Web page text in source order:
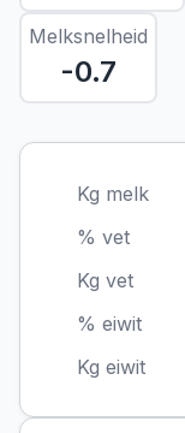
Melksnelheid
-0.7
Kg melk
% vet
Kg vet
% eiwit
Kg eiwit